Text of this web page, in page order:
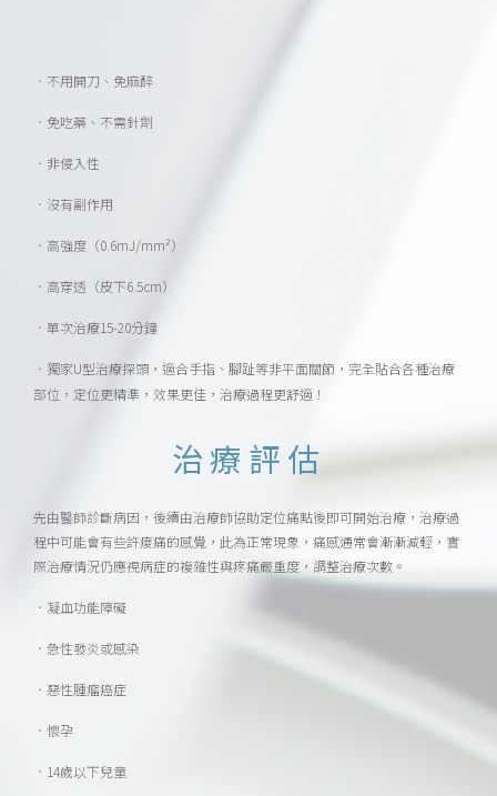
．不用開刀、免麻醉
．免吃藥、不需針劑
．非侵入性
．沒有副作用
．高強度（0.6mJ/mm²）
．高穿透（皮下6.5cm）
．單次治療15-20分鐘
． 獨家U型治療探頭，適合手指、腳趾等非平面關節，完全貼合各種治療
部位，定位更精準，效果更佳，治療過程更舒適！
治療評估
先由醫師診斷病因，後續由治療師協助定位痛點後即可開始治療，治療過
程中可能會有些許痠痛的感覺，此為正常現象，痛感通常會漸漸減輕，實
際治療情況仍應視病症的複雜性與疼痛嚴重度，調整治療次數。
．凝血功能障礙
．急性發炎或感染
．惡性腫瘤癌症
．懷孕
．14歲以下兒童